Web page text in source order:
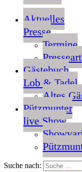
Aktuelles
Presse
Termine
Gästebuch
Lob & Tadel
Altes
Pützmunter
live Show
Suche nach: